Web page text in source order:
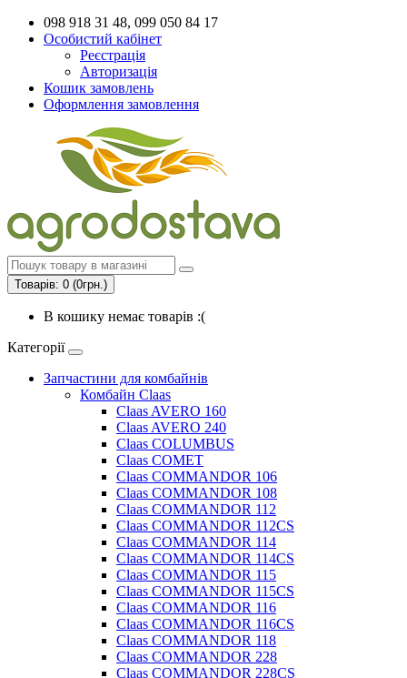
098 918 31 48, 099 050 84 17
Особистий кабінет
Реєстрація
Авторизація
Кошик замовлень
Оформлення замовлення
Товарів: 0 (0грн.)
В кошику немає товарів :(
Категорії
Запчастини для комбайнів
Комбайн Claas
Claas AVERO 160
Claas AVERO 240
Claas COLUMBUS
Claas COMET
Claas COMMANDOR 106
Claas COMMANDOR 108
Claas COMMANDOR 112
Claas COMMANDOR 112CS
Claas COMMANDOR 114
Claas COMMANDOR 114CS
Claas COMMANDOR 115
Claas COMMANDOR 115CS
Claas COMMANDOR 116
Claas COMMANDOR 116CS
Claas COMMANDOR 118
Claas COMMANDOR 228
Claas COMMANDOR 228CS